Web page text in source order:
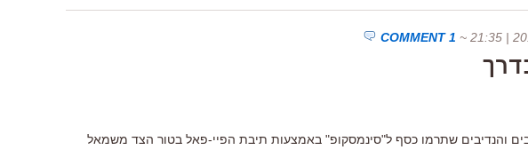
~
1 COMMENT
והנדיבים שתרמו כסף ל"סינמסקופ" באמצעות תיבת הפיי-פאל בטור הצד משמאל